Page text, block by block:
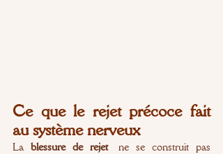
Ce que le rejet précoce fait
au système nerveux
La blessure de rejet ne se construit pas